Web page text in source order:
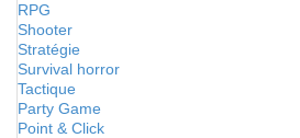
RPG
Shooter
Stratégie
Survival horror
Tactique
Party Game
Point & Click